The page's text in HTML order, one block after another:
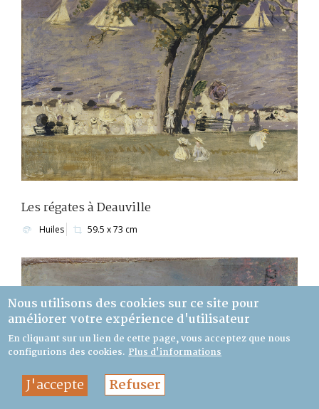
Les régates à Deauville
Huiles 59.5 x 73 cm
Nous utilisons des cookies sur ce site pour
améliorer votre expérience d'utilisateur
En cliquant sur un lien de cette page, vous acceptez que nous
configurions des cookies. Plus d'informations
J'accepte Refuser